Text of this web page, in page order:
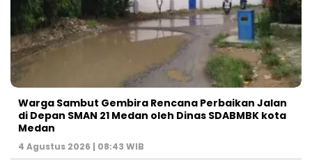
Warga Sambut Gembira Rencana Perbaikan Jalan
di Depan SMAN 21 Medan oleh Dinas SDABMBK kota
Medan
4 Agustus 2026 | 08:43 WIB